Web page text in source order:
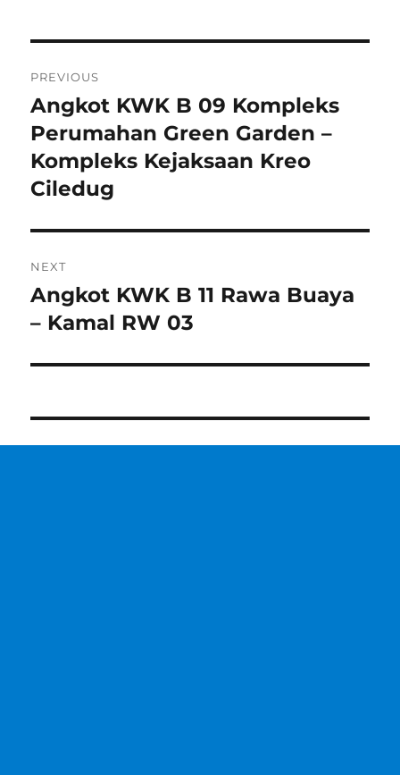
navigation
PREVIOUS
Previous
post:
Angkot KWK B 09 Kompleks
Perumahan Green Garden –
Kompleks Kejaksaan Kreo
Ciledug
NEXT
Next
post:
Angkot KWK B 11 Rawa Buaya
– Kamal RW 03